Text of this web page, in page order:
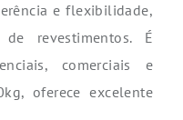
e flexibilidade,
revestimentos. É
comerciais e
oferece excelente